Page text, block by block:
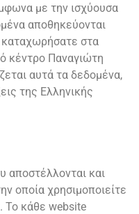
με την ισχύουσα
αποθηκεύονται
στα
κέντρο Παναγιώτη
αυτά τα δεδομένα,
της Ελληνικής
αποστέλλονται και
οποία χρησιμοποιείτε
Το κάθε website